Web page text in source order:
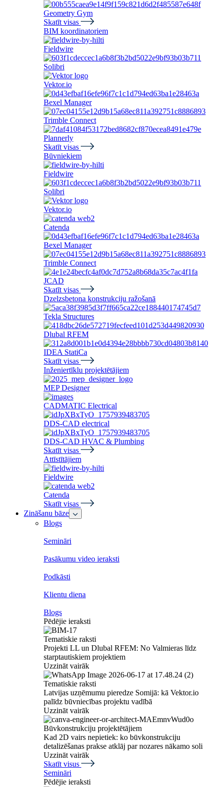
Geometry Gym
Skatīt visas
BIM koordinatoriem
Fieldwire
Solibri
Vektor.io
Bexel Manager
Trimble Connect
Plannerly
Skatīt visas
Būvniekiem
Fieldwire
Solibri
Vektor.io
Catenda
Bexel Manager
Trimble Connect
JCAD
Skatīt visas
Dzelzsbetona konstrukciju ražošanā
Tekla Structures
Dlubal RFEM
IDEA StatiCa
Skatīt visas
Inženiertīklu projektētājiem
MEP Designer
CADMATIC Electrical
DDS-CAD electrical
DDS-CAD HVAС & Plumbing
Skatīt visas
Attīstītājiem
Fieldwire
Catenda
Skatīt visas
Zināšanu bāze
Blogs
Semināri
Pasākumu video ieraksti
Podkāsti
Klientu diena
Blogs
Pēdējie ieraksti
Tematiskie raksti
Projekti LL un Dlubal RFEM: No Valmieras līdz
starptautiskiem projektiem
Uzzināt vairāk
Tematiskie raksti
Latvijas uzņēmumu pieredze Somijā: kā Vektor.io
palīdz būvniecības projektu vadībā
Uzzināt vairāk
Būvkonstrukciju projektētājiem
Kad 2D vairs nepietiek: ko būvkonstrukciju
detalizēšanas prakse atklāj par nozares nākamo soli
Uzzināt vairāk
Skatīt visus
Semināri
Pēdējie ieraksti